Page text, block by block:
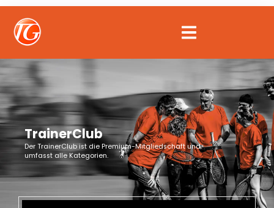
Zum
Inhalt
springen
TrainerClub
Der TrainerClub ist die Premium-Mitgliedschaft und
umfasst alle Kategorien.